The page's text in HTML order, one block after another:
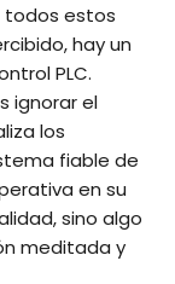
todos estos
hay un
PLC.
ignorar el
los
fiable de
en su
sino algo
meditada y